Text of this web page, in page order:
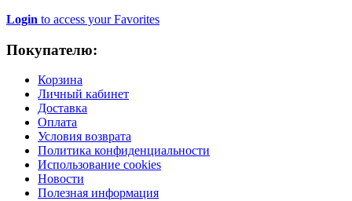
Login to access your Favorites
Покупателю:
Корзина
Личный кабинет
Доставка
Оплата
Условия возврата
Политика конфиденциальности
Использование cookies
Новости
Полезная информация